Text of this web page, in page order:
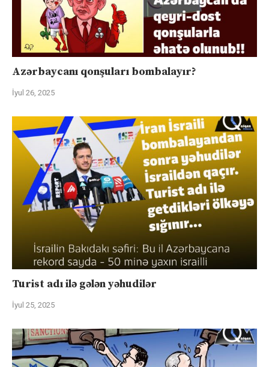
Azərbaycanı qonşuları bombalayır?
İyul 26, 2025
Turist adı ilə gələn yəhudilər
İyul 25, 2025